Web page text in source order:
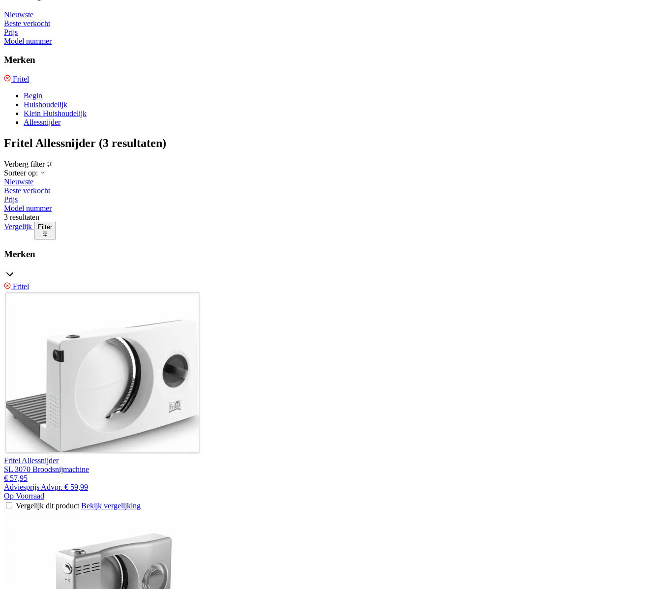
Nieuwste
Beste verkocht
Prijs
Model nummer
Merken
Fritel
Begin
Huishoudelijk
Klein Huishoudelijk
Allessnijder
Fritel Allessnijder (3 resultaten)
Verberg filter
Sorteer op:
Nieuwste
Beste verkocht
Prijs
Model nummer
3 resultaten
Vergelijk
Filter
Merken
Fritel
Fritel Allessnijder
SL 3070 Broodsnijmachine
€ 57,95
Adviesprijs Advpr. € 59,99
Op Voorraad
Vergelijk dit product Bekijk vergelijking